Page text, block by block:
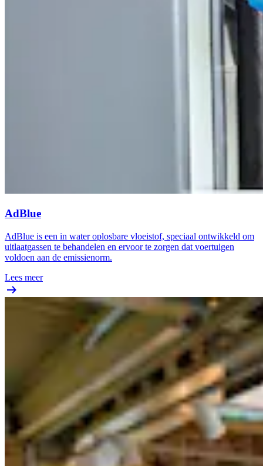
AdBlue
AdBlue is een in water oplosbare vloeistof, speciaal ontwikkeld om
uitlaatgassen te behandelen en ervoor te zorgen dat voertuigen
voldoen aan de emissienorm.
Lees meer